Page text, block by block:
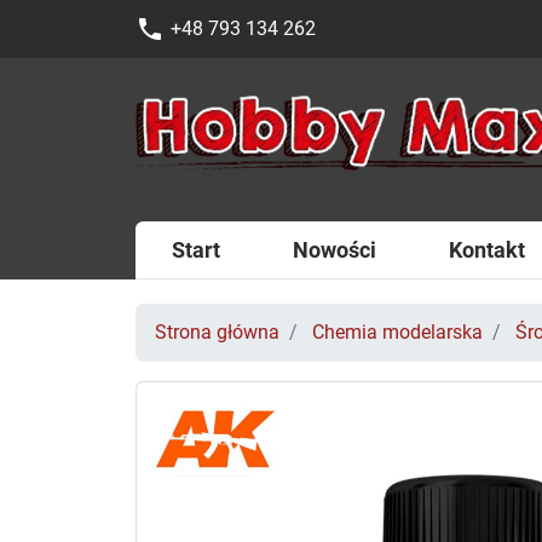
phone +48 793 134 262
Start Nowości Kontakt
Strona główna Chemia modelarska